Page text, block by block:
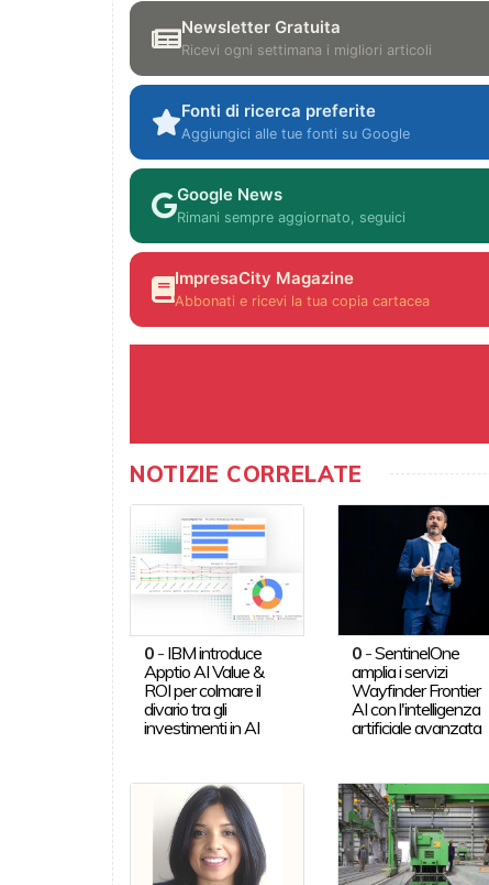
Newsletter Gratuita
Ricevi ogni settimana i migliori articoli
Fonti di ricerca preferite
Aggiungici alle tue fonti su Google
Google News
Rimani sempre aggiornato, seguici
ImpresaCity Magazine
Abbonati e ricevi la tua copia cartacea
NOTIZIE CORRELATE
0- IBM introduce
Apptio AI Value &
ROI per colmare il
divario tra gli
investimenti in AI
0 -SentinelOne
amplia i servizi
Wayfinder Frontier
AI con l'intelligenza
artificiale avanzata